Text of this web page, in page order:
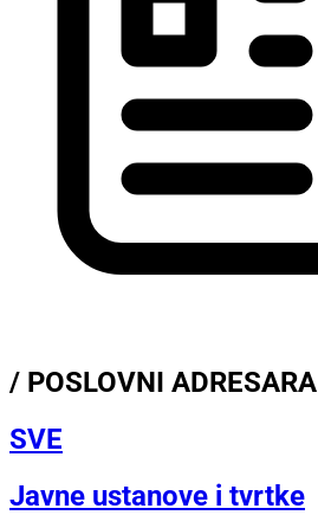
/ POSLOVNI ADRESARA
SVE
Javne ustanove i tvrtke